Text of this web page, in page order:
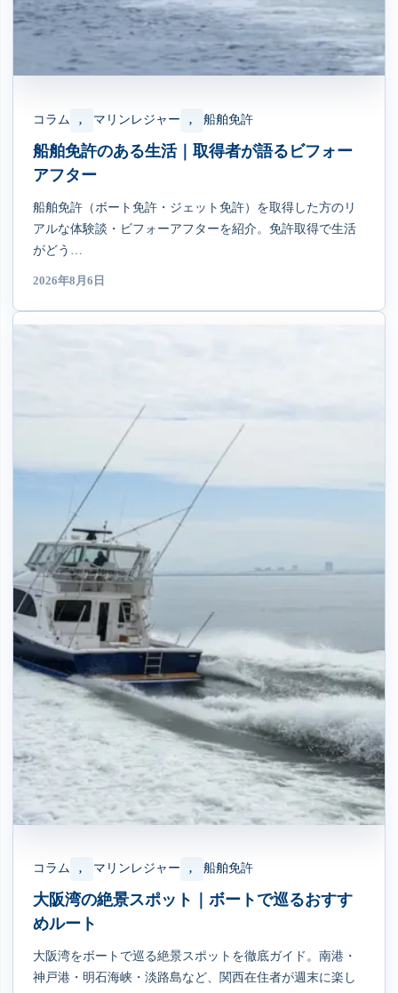
コラム , マリンレジャー , 船舶免許
船舶免許のある生活｜取得者が語るビフォー
アフター
船舶免許（ボート免許・ジェット免許）を取得した方のリ
アルな体験談・ビフォーアフターを紹介。免許取得で生活
がどう…
2026年8月6日
コラム , マリンレジャー , 船舶免許
大阪湾の絶景スポット｜ボートで巡るおすす
めルート
大阪湾をボートで巡る絶景スポットを徹底ガイド。南港・
神戸港・明石海峡・淡路島など、関西在住者が週末に楽し